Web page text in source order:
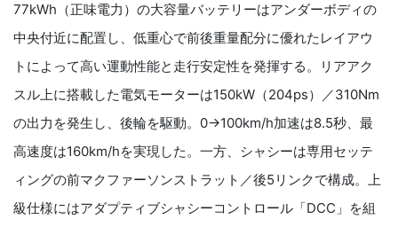
77kWh（正味電力）の大容量バッテリーはアンダーボディの
中央付近に配置し、低重心で前後重量配分に優れたレイアウ
トによって高い運動性能と走行安定性を発揮する。リアアク
スル上に搭載した電気モーターは150kW（204ps）／310Nm
の出力を発生し、後輪を駆動。0→100km/h加速は8.5秒、最
高速度は160km/hを実現した。一方、シャシーは専用セッテ
ィングの前マクファーソンストラット／後5リンクで構成。上
級仕様にはアダプティブシャシーコントロール「DCC」を組